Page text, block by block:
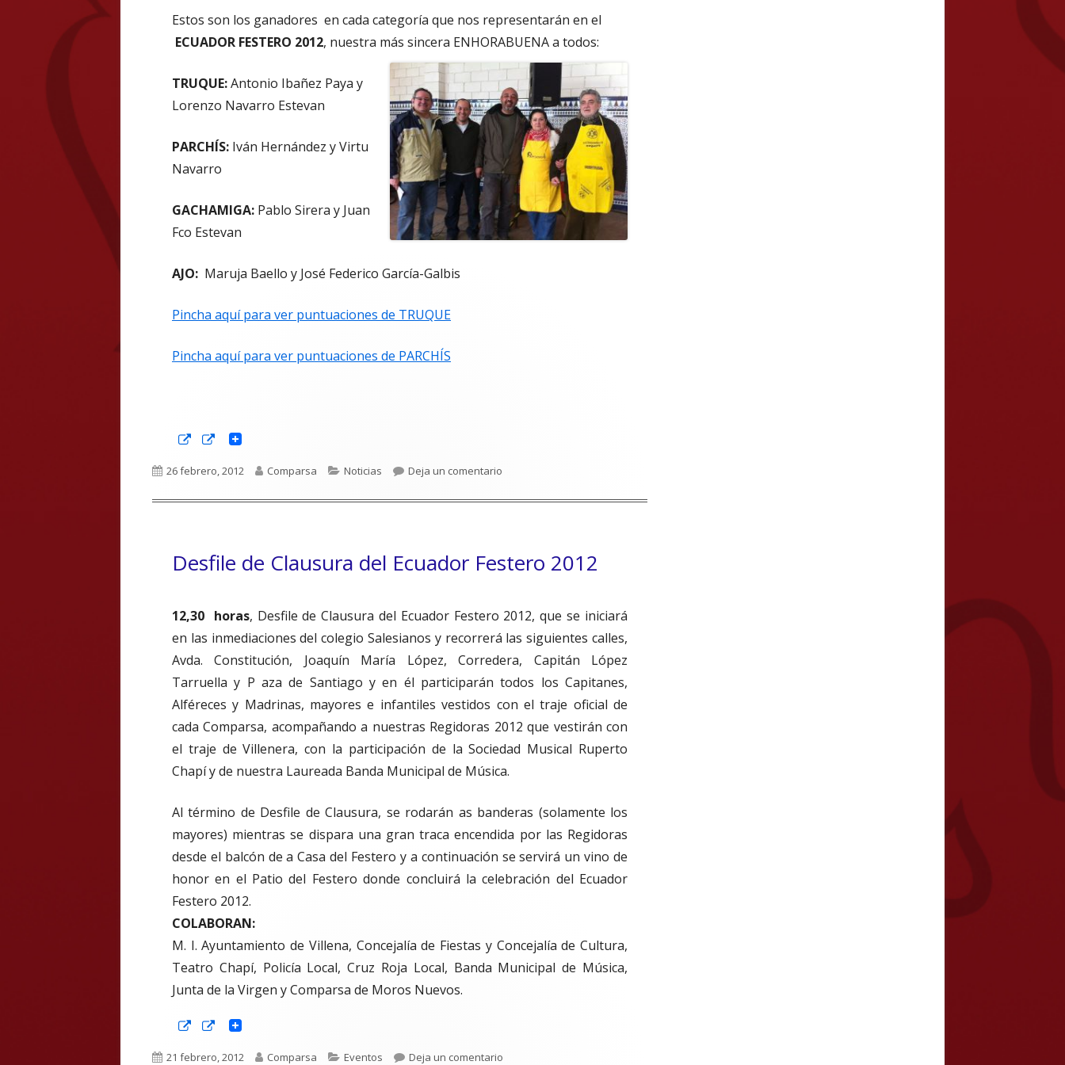
Estos son los ganadores en cada categoría que nos representarán en el
ECUADOR FESTERO 2012, nuestra más sincera ENHORABUENA a todos:
TRUQUE:Antonio Ibañez Paya y
Lorenzo Navarro Estevan
PARCHÍS: Iván Hernández y Virtu
Navarro
GACHAMIGA: Pablo Sirera y Juan
Fco Estevan
AJO: Maruja Baello y José Federico García-Galbis
Pincha aquí para ver puntuaciones de TRUQUE
Pincha aquí para ver puntuaciones de PARCHÍS
Abrir
ventana
Abrir
una
ventana
Publicado
26 febrero, 2012 Autor
Comparsa Categorías
Noticias Deja un comentario
Desfile de Clausura del Ecuador Festero 2012
12,30 horas, Desfile de Clausura del Ecuador Festero 2012, que se iniciará
en las inmediaciones del colegio Salesianos y recorrerá las siguientes calles,
Avda. Constitución, Joaquín María López, Corredera, Capitán López
Tarruella y P aza de Santiago y en él participarán todos los Capitanes,
Alféreces y Madrinas, mayores e infantiles vestidos con el traje oficial de
cada Comparsa, acompañando a nuestras Regidoras 2012 que vestirán con
el traje de Villenera, con la participación de la Sociedad Musical Ruperto
Chapí y de nuestra Laureada Banda Municipal de Música.
Al término de Desfile de Clausura, se rodarán as banderas (solamente los
mayores) mientras se dispara una gran traca encendida por las Regidoras
desde el balcón de a Casa del Festero y a continuación se servirá un vino de
honor en el Patio del Festero donde concluirá la celebración del Ecuador
Festero 2012.
COLABORAN:
M. I. Ayuntamiento de Villena, Concejalía de Fiestas y Concejalía de Cultura,
Teatro Chapí, Policía Local, Cruz Roja Local, Banda Municipal de Música,
Junta de la Virgen y Comparsa de Moros Nuevos.
Abrir Abrir
una
Publicado
21 febrero, 2012 Autor
Comparsa Categorías
Eventos Deja un comentario